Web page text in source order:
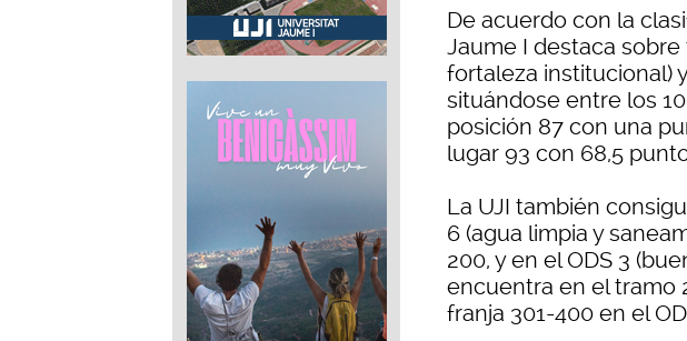
De acuerdo con la
Jaume I destaca sobre
fortaleza institucional)
situándose entre los
posición 87 con una
lugar 93 con 68,5
La UJI también
6 (agua limpia y
200, y en el ODS 3
encuentra en el tramo
franja 301-400 en el